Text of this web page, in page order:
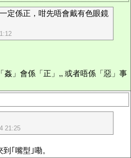
定係正，咁先唔會戴有色眼鏡
」會係「正」,, 或者唔係「惡」事
21:25
｢嘴型｣嘞。